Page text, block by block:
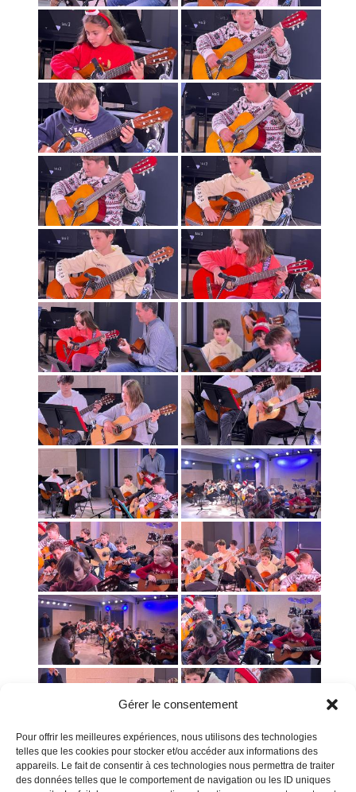
Gérer le consentement
Pour offrir les meilleures expériences, nous utilisons des technologies
telles que les cookies pour stocker et/ou accéder aux informations des
appareils. Le fait de consentir à ces technologies nous permettra de traiter
des données telles que le comportement de navigation ou les ID uniques
« ‹ of2 › »